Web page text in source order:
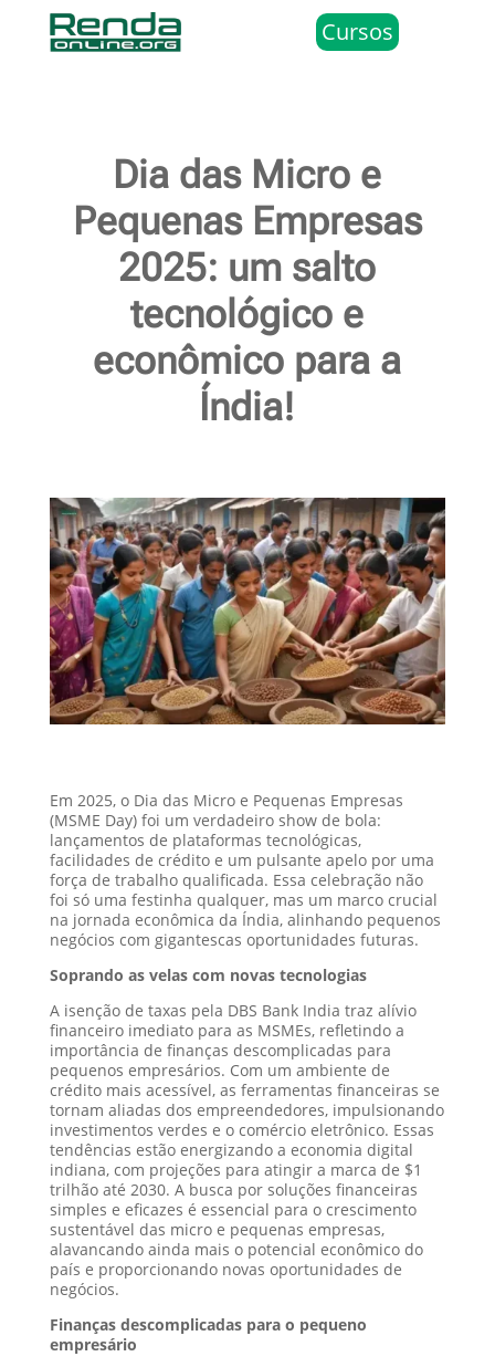
Cursos
Dia das Micro e
Pequenas Empresas
2025: um salto
tecnológico e
econômico para a
Índia!
Em 2025, o Dia das Micro e Pequenas Empresas
(MSME Day) foi um verdadeiro show de bola:
lançamentos de plataformas tecnológicas,
facilidades de crédito e um pulsante apelo por uma
força de trabalho qualificada. Essa celebração não
foi só uma festinha qualquer, mas um marco crucial
na jornada econômica da Índia, alinhando pequenos
negócios com gigantescas oportunidades futuras.
Soprando as velas com novas tecnologias
A isenção de taxas pela DBS Bank India traz alívio
financeiro imediato para as MSMEs, refletindo a
importância de finanças descomplicadas para
pequenos empresários. Com um ambiente de
crédito mais acessível, as ferramentas financeiras se
tornam aliadas dos empreendedores, impulsionando
investimentos verdes e o comércio eletrônico. Essas
tendências estão energizando a economia digital
indiana, com projeções para atingir a marca de $1
trilhão até 2030. A busca por soluções financeiras
simples e eficazes é essencial para o crescimento
sustentável das micro e pequenas empresas,
alavancando ainda mais o potencial econômico do
país e proporcionando novas oportunidades de
negócios.
Finanças descomplicadas para o pequeno
empresário